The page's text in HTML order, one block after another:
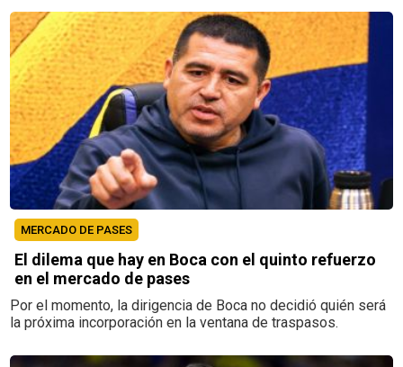
MERCADO DE PASES
El dilema que hay en Boca con el quinto refuerzo
en el mercado de pases
Por el momento, la dirigencia de Boca no decidió quién será
la próxima incorporación en la ventana de traspasos.